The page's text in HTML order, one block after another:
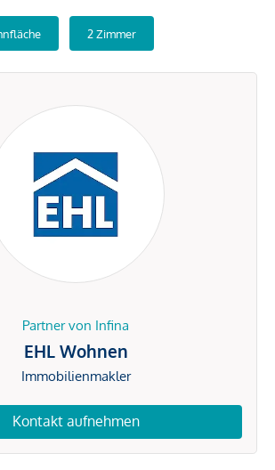
2 Zimmer
Partner von Infina
EHL Wohnen
Immobilienmakler
Kontakt aufnehmen